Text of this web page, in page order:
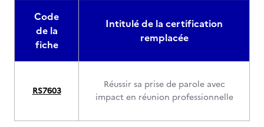
Code
de la
fiche
Intitulé de la certification
remplacée
RS7603
Réussir sa prise de parole avec
impact en réunion professionnelle